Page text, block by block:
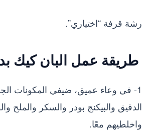
رشة قرفة “اختياري”.
طريقة عمل البان كيك
1- في وعاء عميق، ضيفي المكونات
الدقيق والبيكنج بودر والسكر والملح
واخلطيهم معًا.